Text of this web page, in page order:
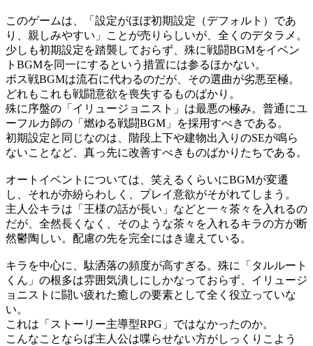
このゲームは、「設定がほぼ初期設定（デフォルト）であ
り、親しみやすい」ことが売りらしいが、全くのデタラメ。
少しも初期設定を踏襲しておらず、殊に戦闘BGMをイベン
トBGMを同一にするという措置には参るほかない。
ボス戦BGMは流石に代わるのだが、その選曲が劣悪至極。
どれもこれも戦闘意欲を喪失するものばかり。
殊に序盤の「イリュージョニスト」は最悪の極み。普通にユ
ーフルカ師の「燃ゆる戦闘BGM」を採用すべきである。
初期設定と同じなのは、階段上下や建物出入りのSEが鳴ら
ないことなど、真っ先に改善すべきものばかりたちである。
オートイベントについては、笑えるくらいにBGMが変遷
し、それが亦紛らわしく、プレイ意欲がそがれてしまう。
主人公キラは「王様の話が長い」などと一々茶々を入れるの
だが、全然長くなく、そのような茶々を入れるキラの方が断
然鬱陶しい。配慮の先を完全にはき違えている。
キラを中心に、駄洒落の頻度が高すぎる。殊に「タルルート
くん」の根多は雰囲気潰しにしかなっておらず、イリュージ
ョニストに闘い疲れた癒しの要素として全く役立っていな
い。
これは「ストーリー主導型RPG」ではなかったのか。
こんなことならば主人公は喋らせない方がしっくりこよう